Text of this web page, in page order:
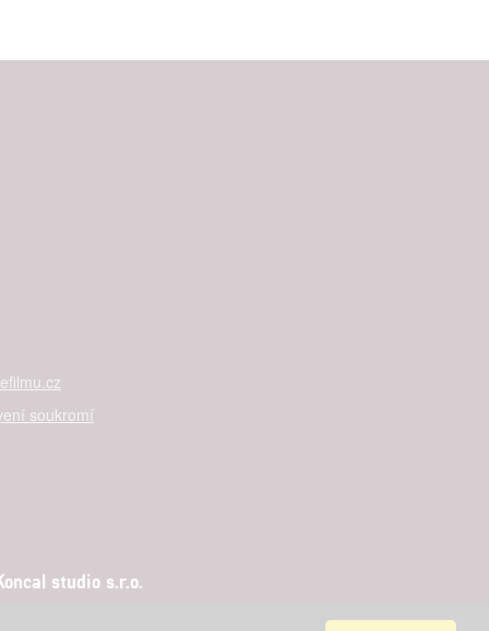
soukromí
studio s.r.o.